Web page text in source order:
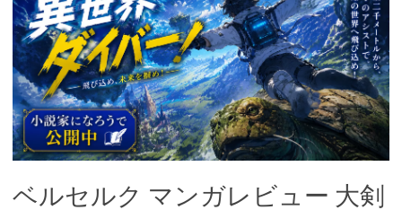
ベルセルク マンガレビュー 大剣